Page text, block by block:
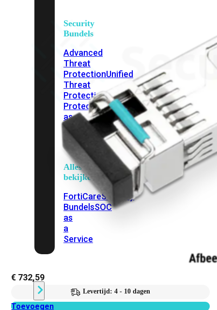
Security
Bundels
Advanced
Threat
ProtectionUnified
Threat
ProtectionEnterprise
ProtectionSOC
as
a
Service
Alles
bekijken
FortiCareSecurity
BundelsSOC
as
a
Service
Beveiliging
€ 732,59
Levertijd: 4 - 10 dagen
Toevoegen